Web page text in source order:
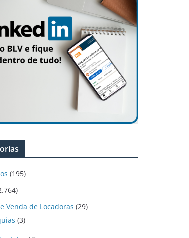
(195)
Venda de Locadoras (29)
(3)